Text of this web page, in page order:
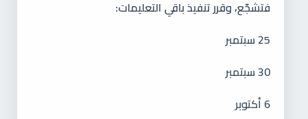
فتشجّع، وقرر تنفيذ باقي التعليمات:
25 سبتمبر
30 سبتمبر
6 أكتوبر